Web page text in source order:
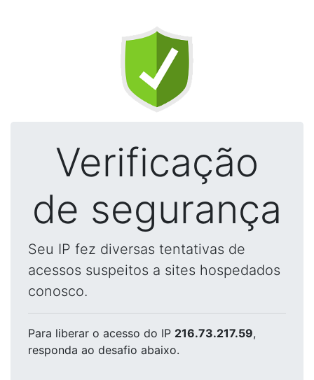
Verificação
de segurança
Seu IP fez diversas tentativas de
acessos suspeitos a sites hospedados
conosco.
Para liberar o acesso do IP 216.73.217.59,
responda ao desafio abaixo.